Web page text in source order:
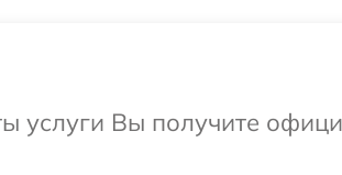
услуги Вы получите